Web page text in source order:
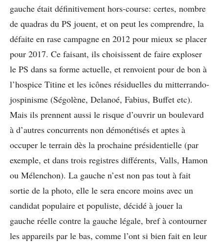
gauche était définitivement hors-course: certes, nombre
de quadras du PS jouent, et on peut les comprendre, la
défaite en rase campagne en 2012 pour mieux se placer
pour 2017. Ce faisant, ils choisissent de faire exploser
le PS dans sa forme actuelle, et renvoient pour de bon à
l’hospice Titine et les icônes résiduelles du mitterrando-
jospinisme (Ségolène, Delanoé, Fabius, Buffet etc).
Mais ils prennent aussi le risque d’ouvrir un boulevard
à d’autres concurrents non démonétisés et aptes à
occuper le terrain dès la prochaine présidentielle (par
exemple, et dans trois registres différents, Valls, Hamon
ou Mélenchon). La gauche n’est non pas tout à fait
sortie de la photo, elle le sera encore moins avec un
candidat populaire et populiste, décidé à jouer la
gauche réelle contre la gauche légale, bref à contourner
les appareils par le bas, comme l’ont si bien fait en leur